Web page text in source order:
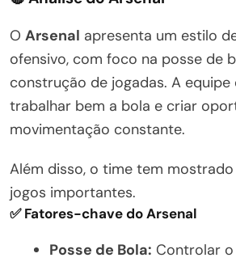
O Arsenal apresenta um estilo
ofensivo, com foco na posse de
construção de jogadas. A equipe
trabalhar bem a bola e criar
movimentação constante.
Além disso, o time tem
jogos importantes.
✅ Fatores-chave do Arsenal
Posse de Bola: Controlar